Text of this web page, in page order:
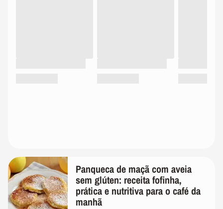
Panqueca de maçã com aveia
sem glúten: receita fofinha,
prática e nutritiva para o café da
manhã